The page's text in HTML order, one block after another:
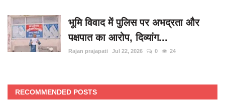
भूमि विवाद में पुलिस पर अभद्रता और
पक्षपात का आरोप, दिव्यांग...
Rajan prajapati Jul 22, 2026 0 24
RECOMMENDED POSTS